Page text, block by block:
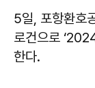
5일, 포항환호
로건으로
한다.